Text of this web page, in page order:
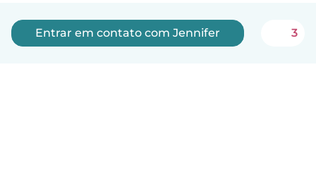
Entrar em contato com Jennifer 3